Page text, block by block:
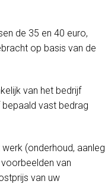
de 35 en 40 euro,
op basis van de
van het bedrijf
vast bedrag
(onderhoud, aanleg
van
van uw